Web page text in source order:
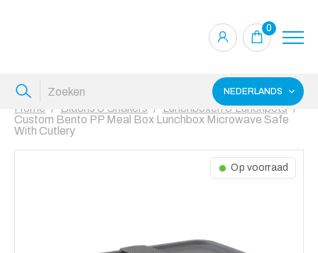
0
NEDERLANDS
Home Bidons & Shakers
Lunchboxen & Lunchpots
Custom Bento PP Meal Box Lunchbox Microwave Safe
With Cutlery
Op voorraad